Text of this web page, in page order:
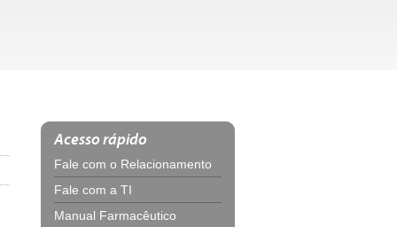
Acesso rápido
Fale com o Relacionamento
Fale com a TI
Manual Farmacêutico